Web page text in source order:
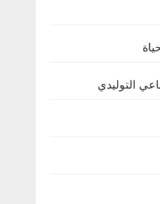
التوليدي